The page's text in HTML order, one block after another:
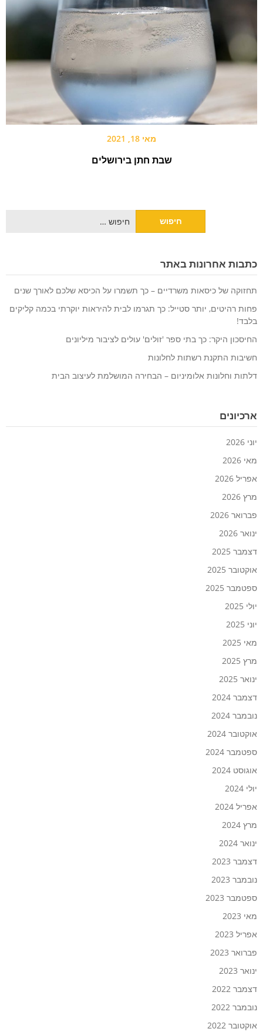
מאי 18, 2021
שבת חתן בירושלים
כתבות אחרונות באתר
תחזוקה של כיסאות משרדיים – כך תשמרו על הכיסא שלכם לאורך שנים
פחות רהיטים, יותר סטייל: כך תגרמו לבית להיראות יוקרתי בכמה קליקים
בלבד!
החיסכון היקר: כך בתי ספר 'זולים' עולים לציבור מיליונים
חשיבות התקנת רשתות לחלונות
דלתות וחלונות אלומיניום – הבחירה המושלמת לעיצוב הבית
ארכיונים
יוני 2026
מאי 2026
אפריל 2026
מרץ 2026
פברואר 2026
ינואר 2026
דצמבר 2025
אוקטובר 2025
ספטמבר 2025
יולי 2025
יוני 2025
מאי 2025
מרץ 2025
ינואר 2025
דצמבר 2024
נובמבר 2024
אוקטובר 2024
ספטמבר 2024
אוגוסט 2024
יולי 2024
אפריל 2024
מרץ 2024
ינואר 2024
דצמבר 2023
נובמבר 2023
ספטמבר 2023
מאי 2023
אפריל 2023
פברואר 2023
ינואר 2023
דצמבר 2022
נובמבר 2022
אוקטובר 2022